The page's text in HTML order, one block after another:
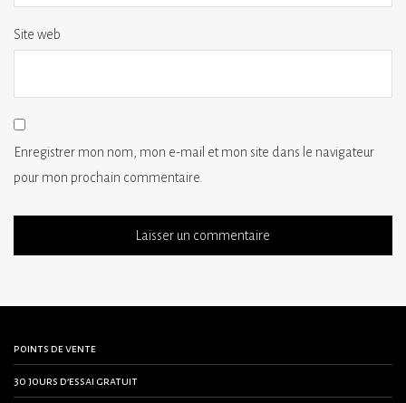
Site web
Enregistrer mon nom, mon e-mail et mon site dans le navigateur
pour mon prochain commentaire.
points de vente
30 jours d’essai gratuit